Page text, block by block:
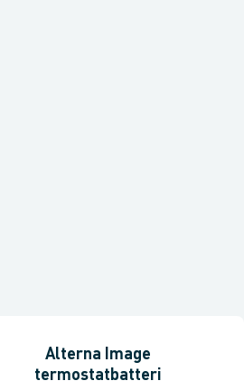
Alterna Image
termostatbatteri